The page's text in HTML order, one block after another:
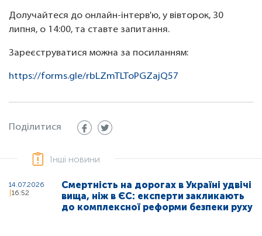
Долучайтеся до онлайн-інтерв'ю, у вівторок, 30
липня, о 14:00, та ставте запитання.
Зареєструватися можна за посиланням:
https://forms.gle/rbLZmTLToPGZajQ57
Поділитися
Інші новини
14.07.2026
16:52
Смертність на дорогах в Україні удвічі
вища, ніж в ЄС: експерти закликають
до комплексної реформи безпеки руху